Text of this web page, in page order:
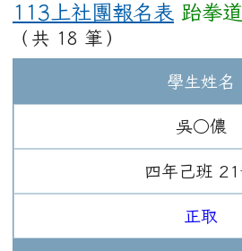
113上社團報名表 跆拳
（共 18 筆）
學生姓名
吳○儂
四年 己班 21
正取